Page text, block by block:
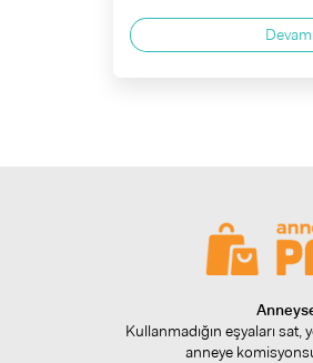
Kullanmadığın eşyaları
anneye